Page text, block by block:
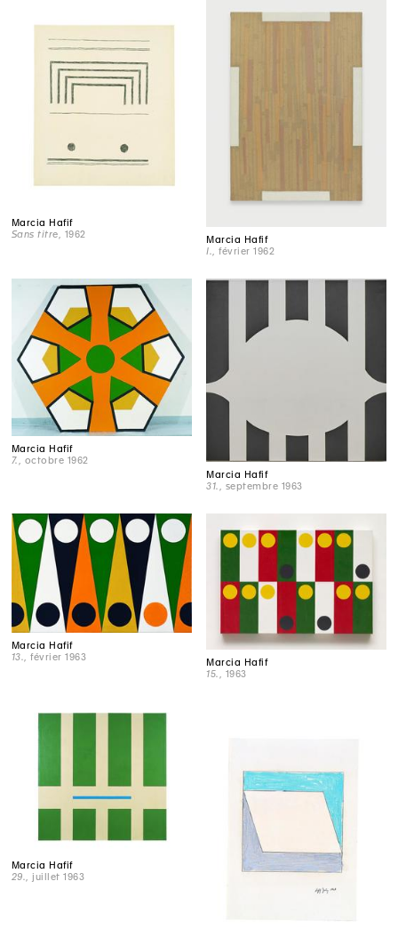
Marcia Hafif
Sans titre , 1962
Marcia Hafif
I.
, février 1962
Marcia Hafif
7.
, octobre 1962
Marcia Hafif
31.
, septembre 1963
Marcia Hafif
13.
, février 1963
Marcia Hafif
15.
, 1963
Marcia Hafif
29., juillet 1963